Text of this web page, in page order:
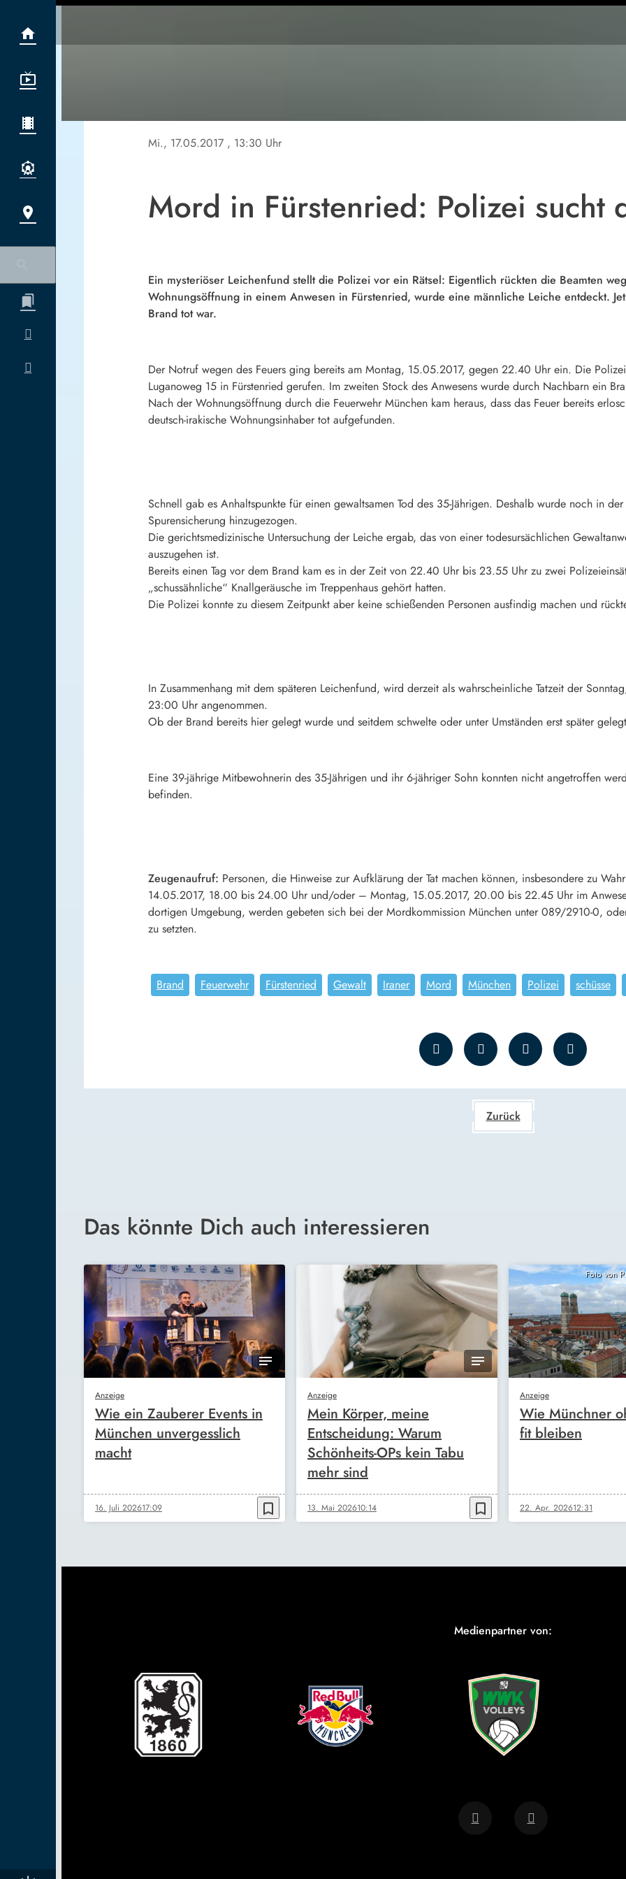
Mi., 17.05.2017 , 13:30 Uhr
Mord in Fürstenried: Polizei sucht
Ein mysteriöser Leichenfund stellt die Polizei vor ein Rätsel: Eigentlich rückten die Beamten
Wohnungsöffnung in einem Anwesen in Fürstenried, wurde eine männliche Leiche entdeckt.
Brand tot war.
Der Notruf wegen des Feuers ging bereits am Montag, 15.05.2017, gegen 22.40 Uhr ein. Die
Luganoweg 15 in Fürstenried gerufen. Im zweiten Stock des Anwesens wurde durch Nachbarn ein
Nach der Wohnungsöffnung durch die Feuerwehr München kam heraus, dass das Feuer bereits
deutsch-irakische Wohnungsinhaber tot aufgefunden.
Schnell gab es Anhaltspunkte für einen gewaltsamen Tod des 35-Jährigen. Deshalb wurde noch in
Spurensicherung hinzugezogen.
Die gerichtsmedizinische Untersuchung der Leiche ergab, das von einer todesursächlichen
auszugehen ist.
Bereits einen Tag vor dem Brand kam es in der Zeit von 22.40 Uhr bis 23.55 Uhr zu zwei
„schussähnliche“ Knallgeräusche im Treppenhaus gehört hatten.
Die Polizei konnte zu diesem Zeitpunkt aber keine schießenden Personen ausfindig machen und
In Zusammenhang mit dem späteren Leichenfund, wird derzeit als wahrscheinliche Tatzeit der
23:00 Uhr angenommen.
Ob der Brand bereits hier gelegt wurde und seitdem schwelte oder unter Umständen erst später
Eine 39-jährige Mitbewohnerin des 35-Jährigen und ihr 6-jähriger Sohn konnten nicht angetroffen
befinden.
Zeugenaufruf: Personen, die Hinweise zur Aufklärung der Tat machen können, insbesondere zu
14.05.2017, 18.00 bis 24.00 Uhr und/oder – Montag, 15.05.2017, 20.00 bis 22.45 Uhr im
dortigen Umgebung, werden gebeten sich bei der Mordkommission München unter 089/2910-0,
zu setzten.
Brand Feuerwehr Fürstenried Gewalt Iraner Mord München Polizei schüsse
Zurück
Das könnte Dich auch interessieren
Anzeige
Wie ein Zauberer Events in
München unvergesslich
macht
16. Juli 202617:09 bookmark_border
Anzeige
Mein Körper, meine
Entscheidung: Warum
Schönheits-OPs kein Tabu
mehr sind
13. Mai 202610:14 bookmark_border
Foto von
Anzeige
Wie Münchner
fit bleiben
22. Apr. 202612:31
Medienpartner von: